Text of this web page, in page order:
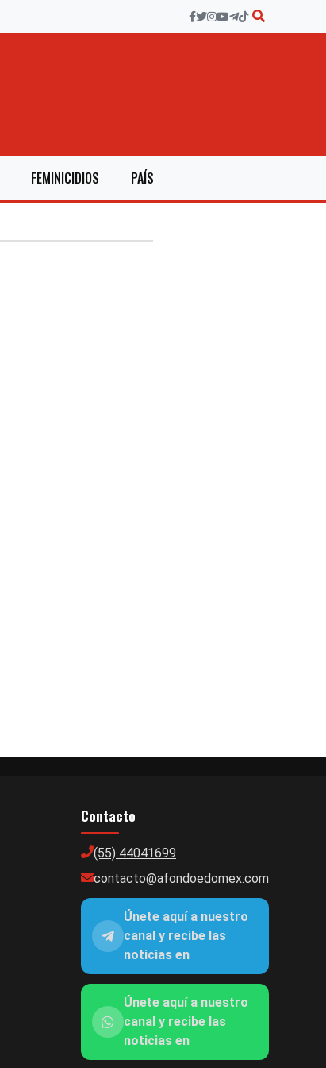
FEMINICIDIOS PAÍS
Contacto
(55) 44041699
contacto@afondoedomex.com
Únete aquí a nuestro
canal y recibe las
noticias en
Únete aquí a nuestro
canal y recibe las
noticias en